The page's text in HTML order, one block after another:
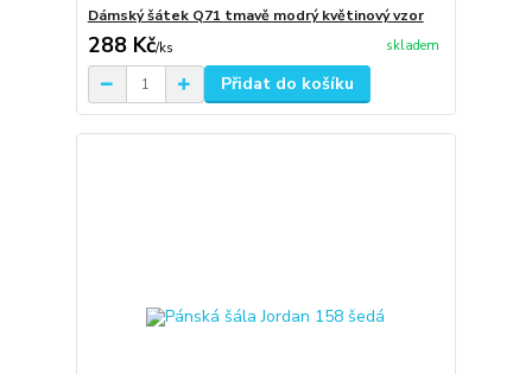
Dámský šátek Q71 tmavě modrý květinový vzor
288 Kč/ks skladem
Přidat do košíku